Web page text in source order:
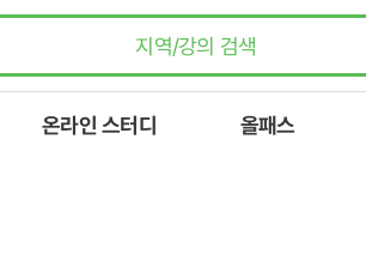
온라인 스터디 올패스